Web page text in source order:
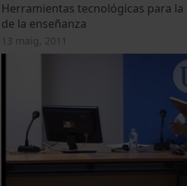
Herramientas tecnológicas para
de la enseñanza
13 maig, 2011